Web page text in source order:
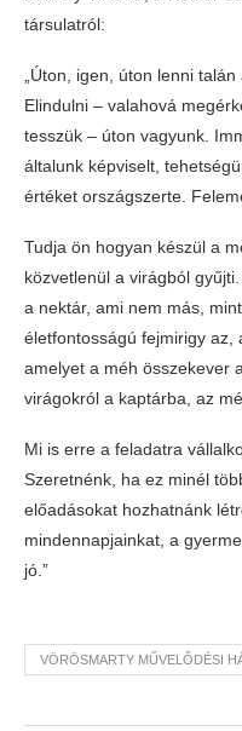
társulatról:
„Úton, igen, úton lenni
Elindulni – valahová
tesszük – úton vagyunk.
általunk képviselt,
értéket országszerte.
Tudja ön hogyan készül a
közvetlenül a virágból
a nektár, ami nem más,
életfontosságú fejmirigy az,
amelyet a méh összekever
virágokról a kaptárba, az
Mi is erre a feladatra
Szeretnénk, ha ez minél
előadásokat hozhatnánk
mindennapjainkat, a
jó.”
VÖRÖSMARTY MŰVELŐDÉSI